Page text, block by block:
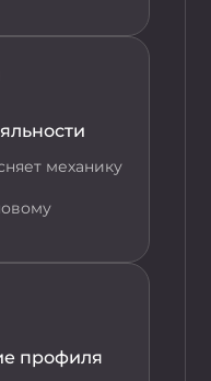
механику
профиля